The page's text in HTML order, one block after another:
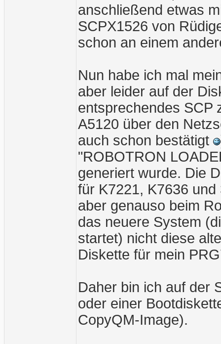
anschließend etwas
SCPX1526 von
schon an einem
Nun habe ich mal
aber leider auf der
entsprechendes SCP
A5120 über den
auch schon bestätigt
"ROBOTRON
generiert wurde. Die
für K7221, K7636
aber genauso beim
das neuere System
startet) nicht diese
Diskette für mein
Daher bin ich auf der
oder einer
CopyQM-Image).